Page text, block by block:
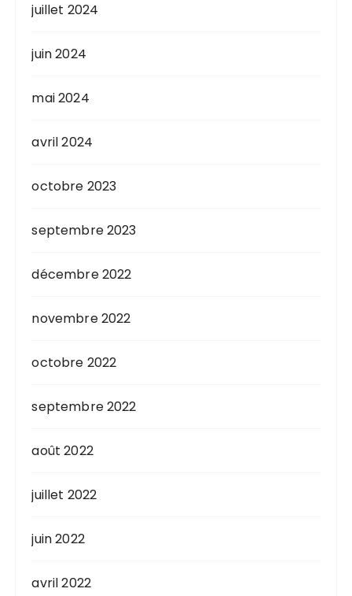
juillet 2024
juin 2024
mai 2024
avril 2024
octobre 2023
septembre 2023
décembre 2022
novembre 2022
octobre 2022
septembre 2022
août 2022
juillet 2022
juin 2022
avril 2022